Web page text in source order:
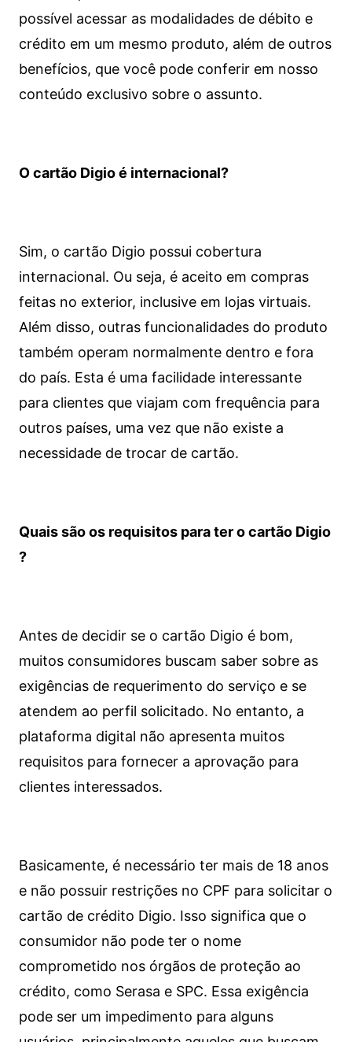
possível acessar as modalidades de débito e
crédito em um mesmo produto, além de outros
benefícios, que você pode conferir em nosso
conteúdo exclusivo sobre o assunto.
O cartão Digio é internacional?
Sim, o cartão Digio possui cobertura
internacional. Ou seja, é aceito em compras
feitas no exterior, inclusive em lojas virtuais.
Além disso, outras funcionalidades do produto
também operam normalmente dentro e fora
do país. Esta é uma facilidade interessante
para clientes que viajam com frequência para
outros países, uma vez que não existe a
necessidade de trocar de cartão.
Quais são os requisitos para ter o cartão Digio
?
Antes de decidir se o cartão Digio é bom,
muitos consumidores buscam saber sobre as
exigências de requerimento do serviço e se
atendem ao perfil solicitado. No entanto, a
plataforma digital não apresenta muitos
requisitos para fornecer a aprovação para
clientes interessados.
Basicamente, é necessário ter mais de 18 anos
e não possuir restrições no CPF para solicitar o
cartão de crédito Digio. Isso significa que o
consumidor não pode ter o nome
comprometido nos órgãos de proteção ao
crédito, como Serasa e SPC. Essa exigência
pode ser um impedimento para alguns